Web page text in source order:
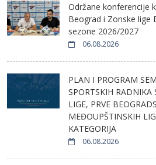
Održane konferencije
Beograd i Zonske lige
sezone 2026/2027
06.08.2026
PLAN I PROGRAM
SPORTSKIH RADNIKA
LIGE, PRVE
MEĐOUPŠTINSKIH
KATEGORIJA
06.08.2026